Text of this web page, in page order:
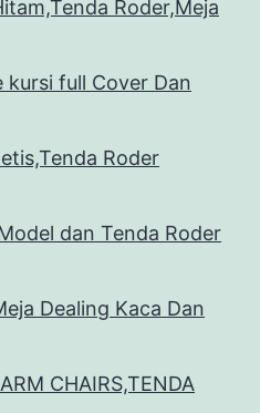
Roder,Meja
kursi full Cover Dan
Roder
dan Tenda Roder
Dealing Kaca Dan
CHAIRS,TENDA